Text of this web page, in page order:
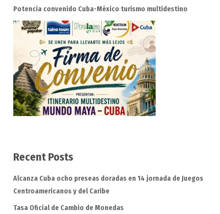
Potencia convenido Cuba-México turismo multidestino
Recent Posts
Alcanza Cuba ocho preseas doradas en 14 jornada de Juegos
Centroamericanos y del Caribe
Tasa Oficial de Cambio de Monedas